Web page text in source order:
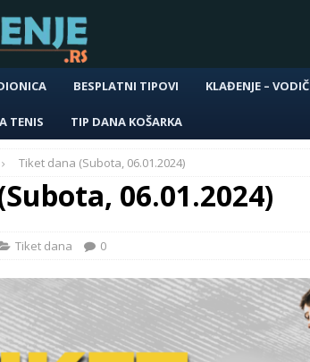
BESPLATNI TIPOVI KLAĐENJE – VODIČ
TENIS TIP DANA KOŠARKA
Tiket dana (Subota, 06.01.2024)
06.01.2024)
Tiket dana 0